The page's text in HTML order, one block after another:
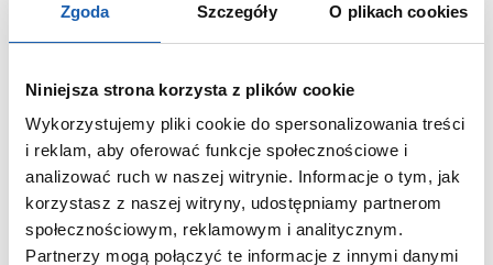
Zgoda Szczegóły O plikach cookies
Niniejsza strona korzysta z plików cookie
Wykorzystujemy pliki cookie do spersonalizowania treści
i reklam, aby oferować funkcje społecznościowe i
analizować ruch w naszej witrynie. Informacje o tym, jak
korzystasz z naszej witryny, udostępniamy partnerom
społecznościowym, reklamowym i analitycznym.
Partnerzy mogą połączyć te informacje z innymi danymi
GRUPA ZIBI
Historia
Misja, wizja i wartości Grupy Zibi
Ważne daty
Kariera
SZANOWNY UŻYTKOWNIKU,
SZANOWNA UŻYTKOWNICZKO
Używamy plików cookie w celach analitycznych,
statystycznych i marketingowych, w tym aby analizować
ruch w tej witrynie, optymalizować jej działanie oraz